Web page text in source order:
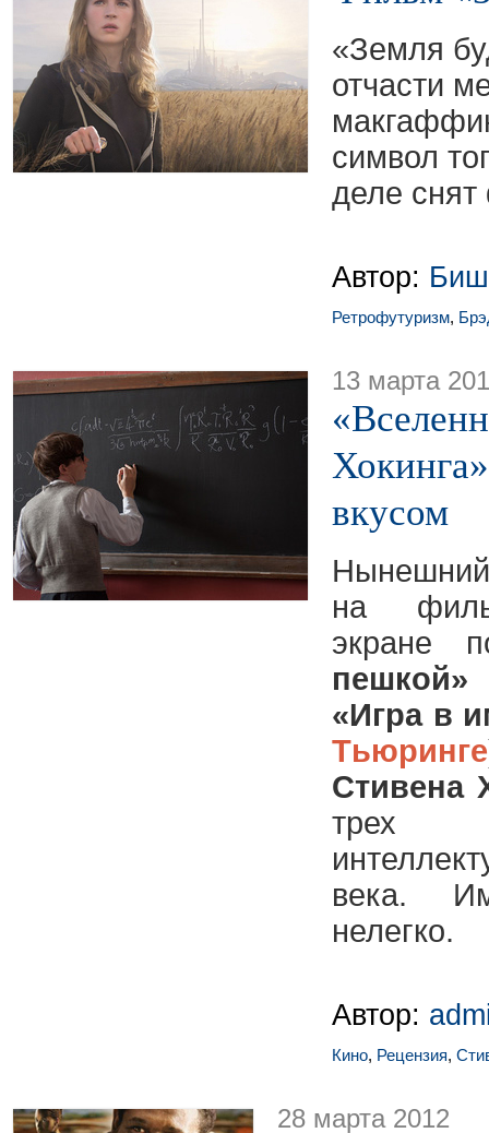
«Земля
отчасти
символ
деле
Автор:
Ретрофутуризм,
13 марта
вкусом
на
экране
пешкой»
«Игра в
Тьюринге
Стивена
трех
века.
нелегко.
Автор:
Кино, Рецензия,
28 марта 2012